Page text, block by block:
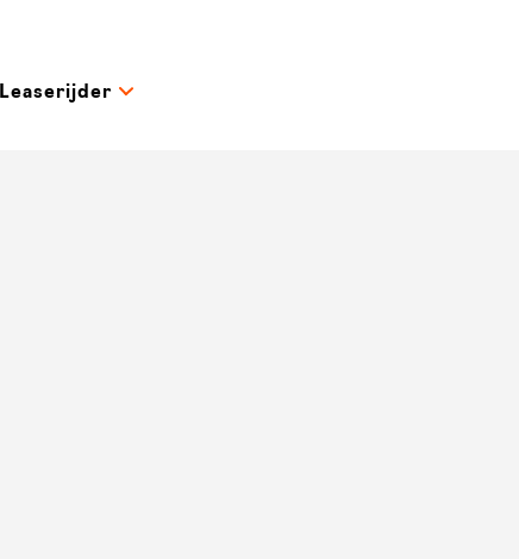
Leaserijder